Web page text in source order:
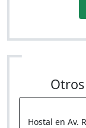
Hostal en Av.